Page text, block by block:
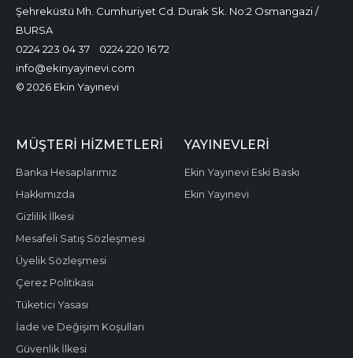
Şehreküstü Mh. Cumhuriyet Cd. Durak Sk. No:2 Osmangazi /
BURSA
0224 223 04 37
0224 220 16 72
info@ekinyayinevi.com
© 2026 Ekin Yayınevi
MÜŞTERI HIZMETLERI
Banka Hesaplarımız
Hakkımızda
Gizlilik İlkesi
Mesafeli Satış Sözleşmesi
Üyelik Sözleşmesi
Çerez Politikası
Tüketici Yasası
İade ve Değişim Koşulları
Güvenlik İlkesi
YAYINEVLERI
Ekin Yayınevi Eski Baskı
Ekin Yayınevi